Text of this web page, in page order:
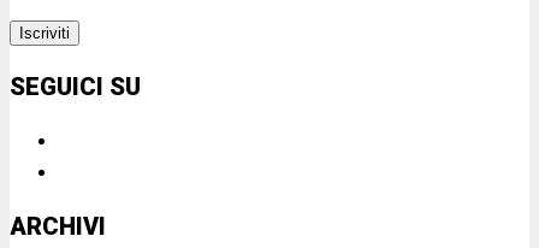
SEGUICI SU
ARCHIVI